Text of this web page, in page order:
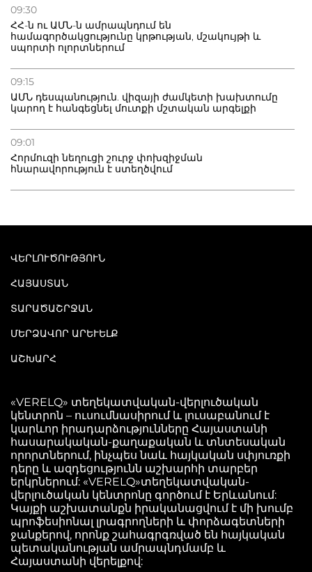
09:30
ՀՀ-ն ու ԱՄՆ-ն ամրապնդում են
համագործակցությունը կրթության, մշակույթի և
սպորտի ոլորտներում
09:15
ԱՄՆ դեսպանություն. վիզայի ժամկետի խախտումը
կարող է հանգեցնել մուտքի մշտական արգելքի
09:01
Հորմուզի նեղուցի շուրջ փոխզիջման
հնարավորություն է ստեղծվում
ՎԵՐԼՈՒԾՈՒԹՅՈՒՆ
ՀԱՅԱՍՏԱՆ
ՏԱՐԱԾԱՇՐՋԱՆ
ՄԵՐՁԱՎՈՐ ԱՐԵՒԵԼՔ
ԱՇԽԱՐՀ
«VERELQ» տեղեկատվական-վերլուծական
կենտրոն – ուսումնասիրում և լուսաբանում է
կարևոր իրադարձությունները Հայաստանի
հասարակական-քաղաքական և տնտեսական
որորտներում, ինչպես նաև հայկական սփյուռքի
դերը և ազդեցությունն աշխարհի տարբեր
երկրներում: «VERELQ»տեղեկատվական-
վերլուծական կենտրոնը գործում է Երևանում:
Կայքի աշխատանքն իրականացվում է մի խումբ
պրոֆեսիոնալ լրագրողների և փորձագետների
ջանքերով, որոնք շահագրգռված են հայկական
պետականության ամրապնդմամբ և
Հայաստանի վերելքով: